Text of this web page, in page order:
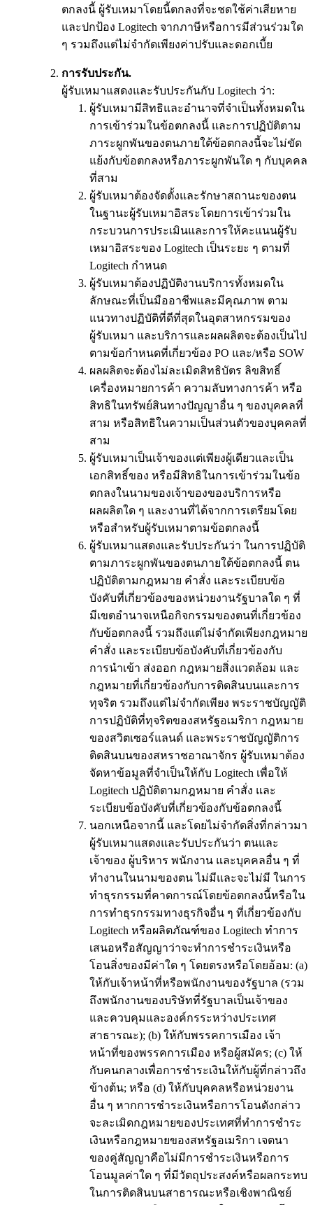
ตกลงนี้ ผู้รับเหมาโดยนี้ตกลงที่จะชดใช้ค่าเสียหาย
และปกป้อง Logitech จากภาษีหรือการมีส่วนร่วมใด
ๆ รวมถึงแต่ไม่จำกัดเพียงค่าปรับและดอกเบี้ย
การรับประกัน.
ผู้รับเหมาแสดงและรับประกันกับ Logitech ว่า:
ผู้รับเหมามีสิทธิและอำนาจที่จำเป็นทั้งหมดใน
การเข้าร่วมในข้อตกลงนี้ และการปฏิบัติตาม
ภาระผูกพันของตนภายใต้ข้อตกลงนี้จะไม่ขัด
แย้งกับข้อตกลงหรือภาระผูกพันใด ๆ กับบุคคล
ที่สาม
ผู้รับเหมาต้องจัดตั้งและรักษาสถานะของตน
ในฐานะผู้รับเหมาอิสระโดยการเข้าร่วมใน
กระบวนการประเมินและการให้คะแนนผู้รับ
เหมาอิสระของ Logitech เป็นระยะ ๆ ตามที่
Logitech กำหนด
ผู้รับเหมาต้องปฏิบัติงานบริการทั้งหมดใน
ลักษณะที่เป็นมืออาชีพและมีคุณภาพ ตาม
แนวทางปฏิบัติที่ดีที่สุดในอุตสาหกรรมของ
ผู้รับเหมา และบริการและผลผลิตจะต้องเป็นไป
ตามข้อกำหนดที่เกี่ยวข้อง PO และ/หรือ SOW
ผลผลิตจะต้องไม่ละเมิดสิทธิบัตร ลิขสิทธิ์
เครื่องหมายการค้า ความลับทางการค้า หรือ
สิทธิในทรัพย์สินทางปัญญาอื่น ๆ ของบุคคลที่
สาม หรือสิทธิในความเป็นส่วนตัวของบุคคลที่
สาม
ผู้รับเหมาเป็นเจ้าของแต่เพียงผู้เดียวและเป็น
เอกสิทธิ์ของ หรือมีสิทธิในการเข้าร่วมในข้อ
ตกลงในนามของเจ้าของของบริการหรือ
ผลผลิตใด ๆ และงานที่ได้จากการเตรียมโดย
หรือสำหรับผู้รับเหมาตามข้อตกลงนี้
ผู้รับเหมาแสดงและรับประกันว่า ในการปฏิบัติ
ตามภาระผูกพันของตนภายใต้ข้อตกลงนี้ ตน
ปฏิบัติตามกฎหมาย คำสั่ง และระเบียบข้อ
บังคับที่เกี่ยวข้องของหน่วยงานรัฐบาลใด ๆ ที่
มีเขตอำนาจเหนือกิจกรรมของตนที่เกี่ยวข้อง
กับข้อตกลงนี้ รวมถึงแต่ไม่จำกัดเพียงกฎหมาย
คำสั่ง และระเบียบข้อบังคับที่เกี่ยวข้องกับ
การนำเข้า ส่งออก กฎหมายสิ่งแวดล้อม และ
กฎหมายที่เกี่ยวข้องกับการติดสินบนและการ
ทุจริต รวมถึงแต่ไม่จำกัดเพียง พระราชบัญญัติ
การปฏิบัติที่ทุจริตของสหรัฐอเมริกา กฎหมาย
ของสวิตเซอร์แลนด์ และพระราชบัญญัติการ
ติดสินบนของสหราชอาณาจักร ผู้รับเหมาต้อง
จัดหาข้อมูลที่จำเป็นให้กับ Logitech เพื่อให้
Logitech ปฏิบัติตามกฎหมาย คำสั่ง และ
ระเบียบข้อบังคับที่เกี่ยวข้องกับข้อตกลงนี้
นอกเหนือจากนี้ และโดยไม่จำกัดสิ่งที่กล่าวมา
ผู้รับเหมาแสดงและรับประกันว่า ตนและ
เจ้าของ ผู้บริหาร พนักงาน และบุคคลอื่น ๆ ที่
ทำงานในนามของตน ไม่มีและจะไม่มี ในการ
ทำธุรกรรมที่คาดการณ์โดยข้อตกลงนี้หรือใน
การทำธุรกรรมทางธุรกิจอื่น ๆ ที่เกี่ยวข้องกับ
Logitech หรือผลิตภัณฑ์ของ Logitech ทำการ
เสนอหรือสัญญาว่าจะทำการชำระเงินหรือ
โอนสิ่งของมีค่าใด ๆ โดยตรงหรือโดยอ้อม: (a)
ให้กับเจ้าหน้าที่หรือพนักงานของรัฐบาล (รวม
ถึงพนักงานของบริษัทที่รัฐบาลเป็นเจ้าของ
และควบคุมและองค์กรระหว่างประเทศ
สาธารณะ); (b) ให้กับพรรคการเมือง เจ้า
หน้าที่ของพรรคการเมือง หรือผู้สมัคร; (c) ให้
กับคนกลางเพื่อการชำระเงินให้กับผู้ที่กล่าวถึง
ข้างต้น; หรือ (d) ให้กับบุคคลหรือหน่วยงาน
อื่น ๆ หากการชำระเงินหรือการโอนดังกล่าว
จะละเมิดกฎหมายของประเทศที่ทำการชำระ
เงินหรือกฎหมายของสหรัฐอเมริกา เจตนา
ของคู่สัญญาคือไม่มีการชำระเงินหรือการ
โอนมูลค่าใด ๆ ที่มีวัตถุประสงค์หรือผลกระทบ
ในการติดสินบนสาธารณะหรือเชิงพาณิชย์